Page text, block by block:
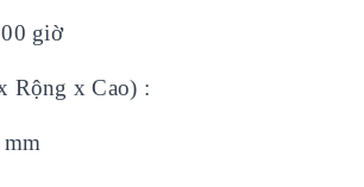
giờ
Rộng x Cao) :